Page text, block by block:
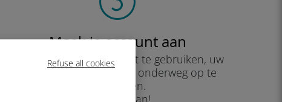
Refuse all cookies
Maak je account aan
om uw data-abonnement te gebruiken, uw
saldo te controleren en onderweg op te
waarderen.
Geniet ervan!